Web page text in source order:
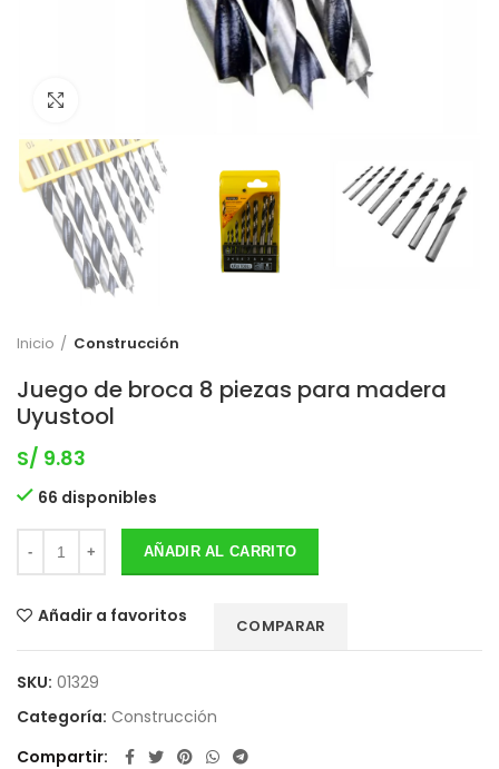
Inicio Construcción
Juego de broca 8 piezas para madera
Uyustool
S/ 9.83
66 disponibles
AÑADIR AL CARRITO
Añadir a favoritos COMPARAR
SKU: 01329
Categoría: Construcción
Compartir